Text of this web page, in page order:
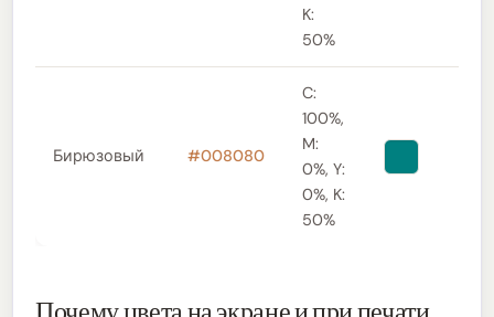
K:
50%
Бирюзовый #008080
C:
100%,
M:
0%, Y:
0%, K:
50%